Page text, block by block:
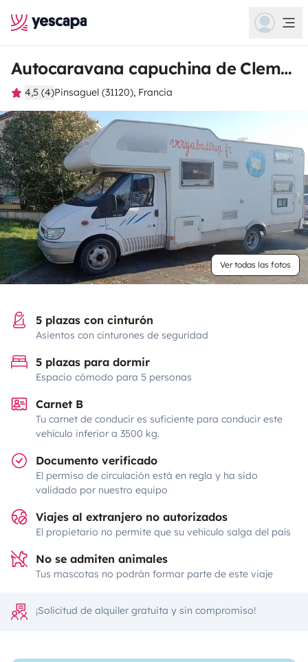
Autocaravana capuchina de Clement
4,5 (4)Pinsaguel (31120), Francia
Ver todas las fotos
5 plazas con cinturón
Asientos con cinturones de seguridad
5 plazas para dormir
Espacio cómodo para 5 personas
Carnet B
Tu carnet de conducir es suficiente para conducir este
vehículo inferior a 3500 kg.
Documento verificado
El permiso de circulación está en regla y ha sido
validado por nuestro equipo
Viajes al extranjero no autorizados
El propietario no permite que su vehículo salga del país
No se admiten animales
Tus mascotas no podrán formar parte de este viaje
¡Solicitud de alquiler gratuita y sin compromiso!